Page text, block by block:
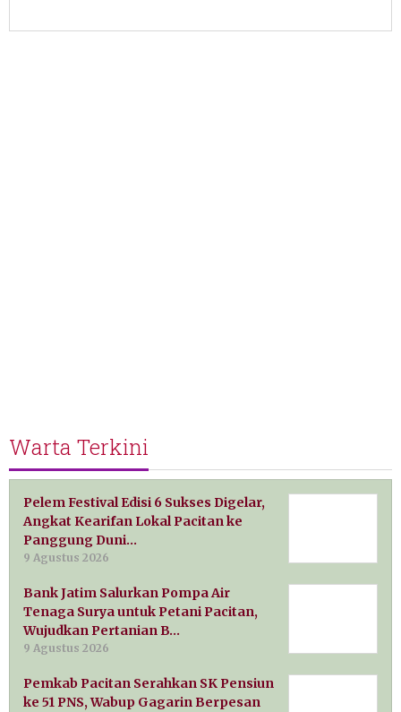
Warta Terkini
Pelem Festival Edisi 6 Sukses Digelar,
Angkat Kearifan Lokal Pacitan ke
Panggung Duni…
9 Agustus 2026
Bank Jatim Salurkan Pompa Air
Tenaga Surya untuk Petani Pacitan,
Wujudkan Pertanian B…
9 Agustus 2026
Pemkab Pacitan Serahkan SK Pensiun
ke 51 PNS, Wabup Gagarin Berpesan